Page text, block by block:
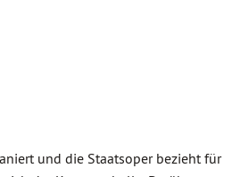
und die Staatsoper bezieht für